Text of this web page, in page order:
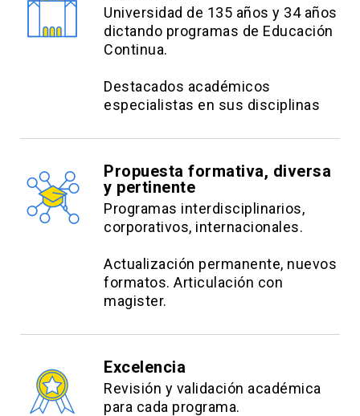
Universidad de 135 años y 34 años
dictando programas de Educación
Continua.
Destacados académicos
especialistas en sus disciplinas
Propuesta formativa, diversa
y pertinente
Programas interdisciplinarios,
corporativos, internacionales.
Actualización permanente, nuevos
formatos. Articulación con
magister.
Excelencia
Revisión y validación académica
para cada programa.